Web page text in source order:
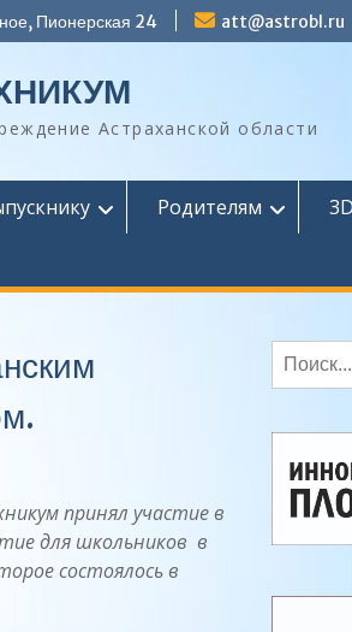
Пионерская 24 att@astrobl.ru
Астраханской области
Родителям
принял участие в
для школьников в
состоялось в
Поиск